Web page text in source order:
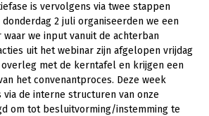
en zomerbloemen
is vervolgens via twee stappen
2 juli organiseerden we een
we input vanuit de achterban
uit het webinar zijn afgelopen vrijdag
met de kerntafel en krijgen een
het convenantproces. Deze week
de interne structuren van onze
om tot besluitvorming/instemming te